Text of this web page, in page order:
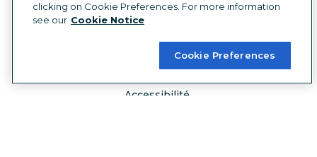
Sélecteur de langue
French
Hootsuite Inc. Tous droits réservés.
Centre de confiance
Accessibilité
clicking on Cookie Preferences. For more information
see our Cookie Notice
Cookie Preferences